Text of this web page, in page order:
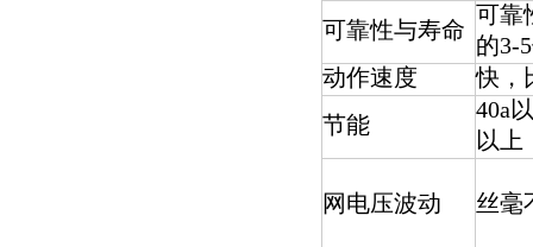
可靠性与寿命
可靠
的3-
动作速度
快，
节能
40a
以上
网电压波动 丝毫